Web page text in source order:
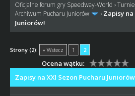
Oficjalne forum gry Speedway-World ›
Archiwum Pucharu Juniorów
› Zapisy na
Juniorów!
Strony (2): « Wstecz 1 2
Ocena wątku:
Zapisy na XXI Sezon Pucharu